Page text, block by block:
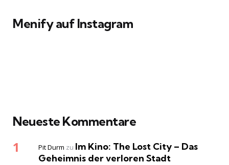
Menify auf Instagram
Neueste Kommentare
Pit Durm zu Im Kino: The Lost City – Das
Geheimnis der verloren Stadt